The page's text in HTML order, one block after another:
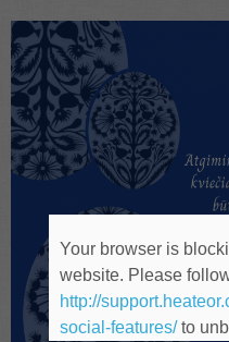
Your browser is
website. Please
http://
social-features/to